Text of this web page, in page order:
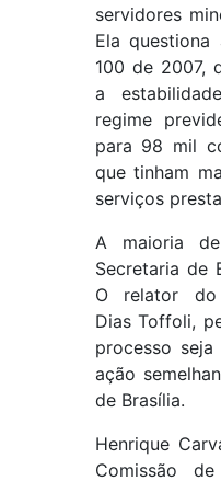
servidores
Ela questiona
100 de 2007,
a
regime
para 98 mil
que tinham
serviços
A maioria
Secretaria de
O relator do
Dias Toffoli,
processo
ação
de Brasília.
Henrique
Comissão